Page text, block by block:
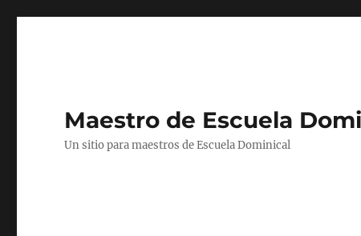
Maestro de Escuela
Un sitio para maestros de Escuela Dominical